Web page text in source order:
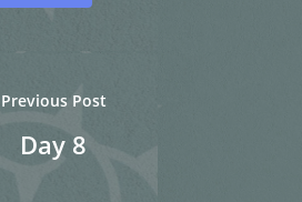
Previous Post
Day 8
Jezus
Over ons